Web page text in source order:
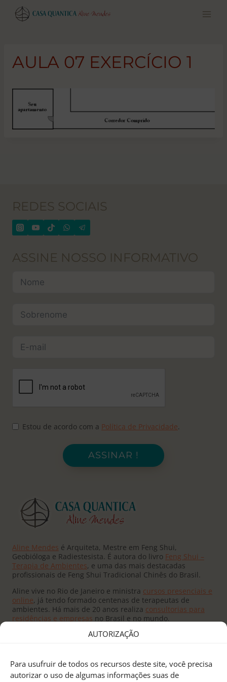
AUTORIZAÇÃO
Para usufruir de todos os recursos deste site, você precisa
autorizar o uso de algumas informações suas de
Pular
para
AULA 07 EXERCÍCIO 1
REDES SOCIAIS
ASSINE NOSSO INFORMATIVO
Estou de acordo com a Política de Privacidade.
ASSINAR !
Aline Mendes é Arquiteta, Mestre em Feng Shui,
Geobióloga e Radiestesista. É autora do livro Feng Shui –
Terapia de Ambientes, e uma das mais destacadas
profissionais de Feng Shui Tradicional Chinês do Brasil.
Aline vive no Rio de Janeiro e ministra cursos presenciais e
online, já tendo formado centenas de terapeutas de
ambientes. Há mais de 20 anos realiza consultorias para
residências e empresas no Brasil e no mundo.